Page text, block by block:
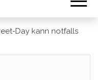
Day kann notfalls